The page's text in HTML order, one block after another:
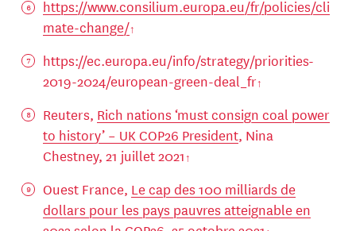
https://www.consilium.europa.eu/fr/policies/cli
mate-change/
https://ec.europa.eu/info/strategy/priorities-
2019-2024/european-green-deal_fr
Reuters, Rich nations ‘must consign coal power
to history’ – UK COP26 President, Nina
Chestney, 21 juillet 2021
Ouest France, Le cap des 100 milliards de
dollars pour les pays pauvres atteignable en